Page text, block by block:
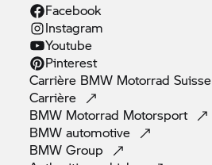
Facebook
Instagram
Youtube
Pinterest
Carrière BMW Motorrad Suisse
Carrière
BMW Motorrad Motorsport
BMWautomotive
BMWGroup